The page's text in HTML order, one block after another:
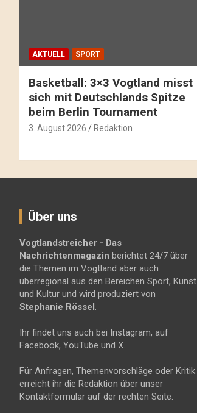
AKTUELL SPORT
Basketball: 3×3 Vogtland misst
sich mit Deutschlands Spitze
beim Berlin Tournament
3. August 2026 Redaktion
Über uns
Vogtlandstreicher - Das
Nachrichtenmagazin berichtet 24/7 über
die Themen im Vogtland aber auch
überregional aus den Bereichen Sport, Kunst
und Kultur und wird produziert von
Stephanie Rössel.
Ihr findet uns auch bei Instagram, auf
Facebook, YouTube und X.
Für Anfragen, Themenvorschläge oder Kritik
erreicht ihr die Redaktion über unser
Kontaktformular auf der rechten Seite.